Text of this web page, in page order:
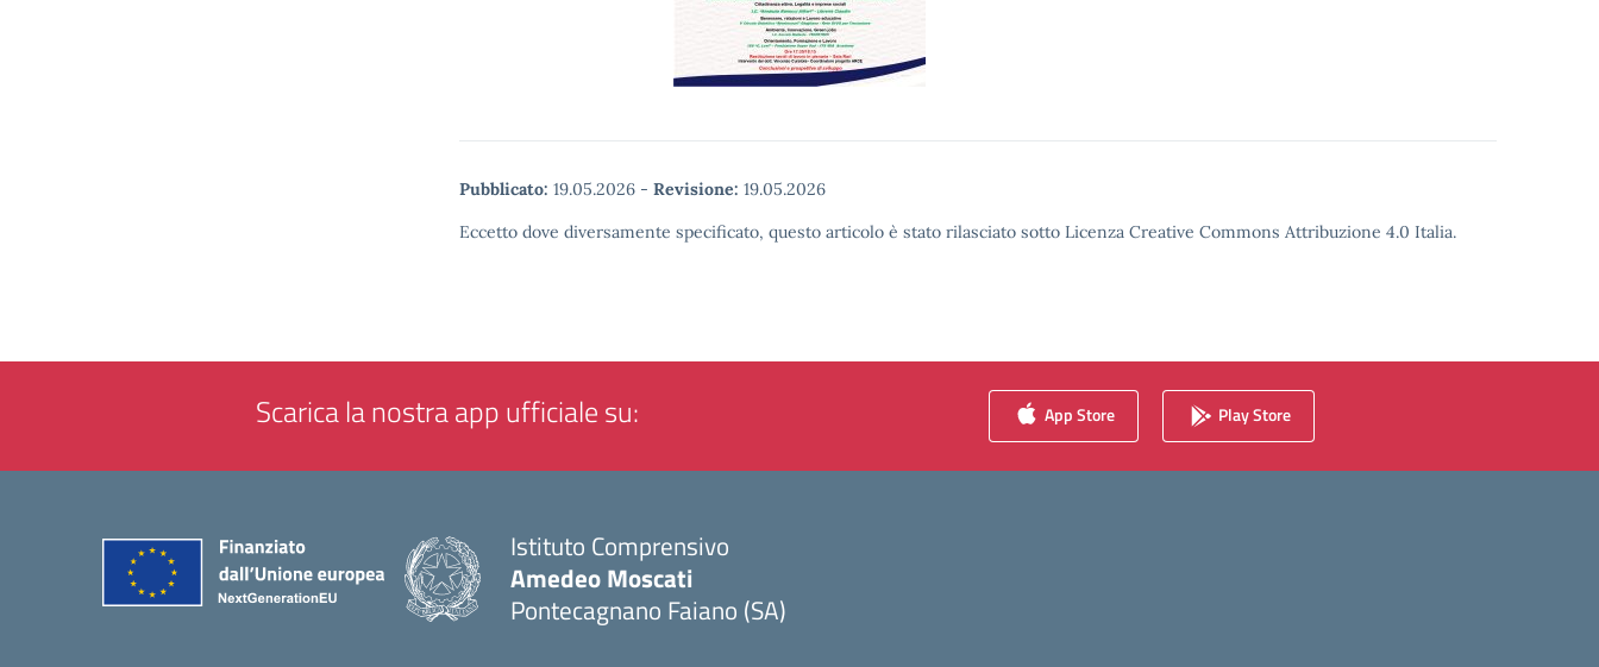
Pubblicato: 19.05.2026 - Revisione: 19.05.2026
Eccetto dove diversamente specificato, questo articolo è stato rilasciato sotto Licenza Creative Commons Attribuzione 4.0 Italia.
Scarica la nostra app ufficiale su: App Store Play Store
Istituto Comprensivo
Amedeo Moscati
Pontecagnano Faiano (SA)